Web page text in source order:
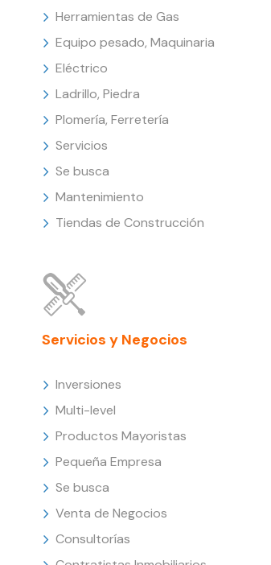
Herramientas de Gas
Equipo pesado, Maquinaria
Eléctrico
Ladrillo, Piedra
Plomería, Ferretería
Servicios
Se busca
Mantenimiento
Tiendas de Construcción
Servicios y Negocios
Inversiones
Multi-level
Productos Mayoristas
Pequeña Empresa
Se busca
Venta de Negocios
Consultorías